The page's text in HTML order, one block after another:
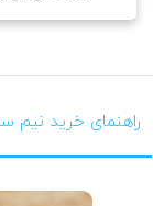
راهنمای خرید